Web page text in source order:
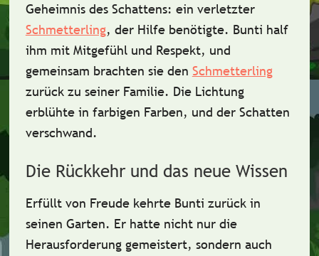
Geheimnis des Schattens: ein verletzter
Schmetterling, der Hilfe benötigte. Bunti half
ihm mit Mitgefühlund Respekt, und
gemeinsam brachten sie den Schmetterling
zurück zu seiner Familie. Die Lichtung
erblühte in farbigen Farben, und der Schatten
verschwand.
Die Rückkehr und das neue Wissen
Erfüllt von Freude kehrte Bunti zurück in
seinen Garten. Er hatte nicht nur die
Herausforderunggemeistert, sondern auch